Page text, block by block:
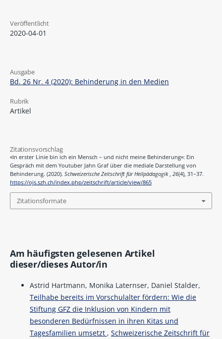
Veröffentlicht
2020-04-01
Ausgabe
Bd. 26 Nr. 4 (2020): Behinderung in den Medien
Rubrik
Artikel
Zitationsvorschlag
«In erster Linie bin ich ein Mensch – und nicht meine Behinderung»: Ein
Gespräch mit dem Youtuber Jahn Graf über die mediale Darstellung von
Behinderung. (2020). Schweizerische Zeitschrift für Heilpädagogik , 26(4), 31–37.
https://ojs.szh.ch/index.php/zeitschrift/article/view/865
Zitationsformate
Am häufigsten gelesenen Artikel
dieser/dieses Autor/in
Astrid Hartmann, Monika Laternser, Daniel Stalder,
Teilhabe bereits im Vorschulalter fördern: Wie die
Stiftung GFZ die Inklusion von Kindern mit
besonderen Bedürfnissen in ihren Kitas und
Tagesfamilien umsetzt , Schweizerische Zeitschrift für